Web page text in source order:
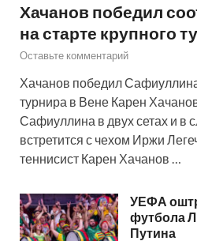
Хачанов победил
на старте крупного
Оставьте комментарий
Хачанов победил
турнира в Вене Карен
Сафиуллина в двух сетах и в
встретится с чехом Иржи
теннисист Карен Хачанов …
УЕФА
футбола
Путина